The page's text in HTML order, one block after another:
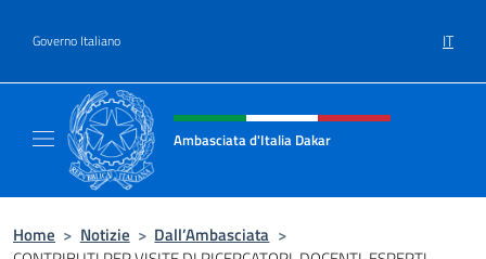
Governo Italiano IT
Intestazione sito, social e menù
Ambasciata d'Italia Dakar
Home > Notizie > Dall’Ambasciata >